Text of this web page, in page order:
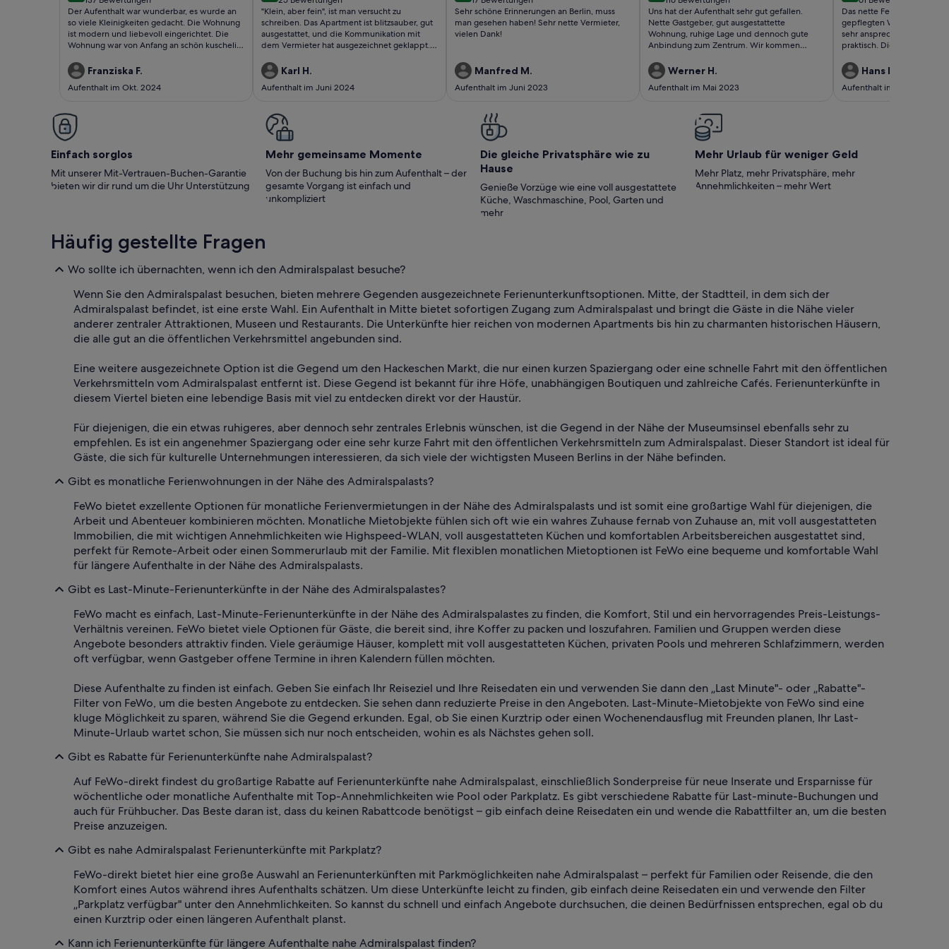
Betten
(137
bewertungen)
Der Aufenthalt war wunderbar, es wurde an
so viele Kleinigkeiten gedacht. Die Wohnung
ist modern und liebevoll eingerichtet. Die
Wohnung war von Anfang an schön kuschelig
über ein Gästeklo.Die Lage zum Wald ist in
zehn Minuten fußläufig zu erreichen. Wir
haben es nur ein wenig bedauert, dass es
mit Grillfunktion. Ins Berliner Zentrum ist man
ca 45 Minuten unterwegs. Gerne wieder
Franziska F.
Aufenthalt im Okt. 2024
Berlin
(25
bewertungen)
"Klein, aber fein", ist man versucht zu
schreiben. Das Apartment ist blitzsauber, gut
ausgestattet, und die Kommunikation mit
dem Vermieter hat ausgezeichnet geklappt.
etwas sehr hoch (meine Frau misst nur gerae
150 cm), aber die hübsche Terrasse und der
schöne Garten haben dieses Manko wieder
dieser Wohnung sehr wohl gefühlt, auch
wenn uns der Weg zur Busstation und zum
Supermarkt jeweils zu einem kleinen
Karl H.
Aufenthalt im Juni 2024
(17
bewertungen)
Sehr schöne Erinnerungen an Berlin, muss
man gesehen haben! Sehr nette Vermieter,
vielen Dank!
Manfred M.
Aufenthalt im Juni 2023
(116
bewertungen)
Uns hat der Aufenthalt sehr gut gefallen.
Nette Gastgeber, gut ausgestattette
Wohnung, ruhige Lage und dennoch gute
Anbindung zum Zentrum. Wir kommen
Werner H.
Aufenthalt im Mai 2023
(61
bewertungen)
Das nette Ferienhaus liegt
gepflegten Wohngegend.
sehr ansprechend,
praktisch. Die Sauberkeit
besondere Anerkennung.
sehr zuvorkommend,
hilfsbereit. Faszit:
Hans D.
Aufenthalt im März 2022
Einfach sorglos
Mit unserer Mit-Vertrauen-Buchen-Garantie
bieten wir dir rund um die Uhr Unterstützung
Mehr gemeinsame Momente
Von der Buchung bis hin zum Aufenthalt – der
gesamte Vorgang ist einfach und
unkompliziert
Die gleiche Privatsphäre wie zu
Hause
Genieße Vorzüge wie eine voll ausgestattete
Küche, Waschmaschine, Pool, Garten und
mehr
Mehr Urlaub für weniger Geld
Mehr Platz, mehr Privatsphäre, mehr
Annehmlichkeiten – mehr Wert
Häufig gestellte Fragen
Wo sollte ich übernachten, wenn ich den Admiralspalast besuche?
Wenn Sie den Admiralspalast besuchen, bieten mehrere Gegenden ausgezeichnete Ferienunterkunftsoptionen. Mitte, der Stadtteil, in dem sich der
Admiralspalast befindet, ist eine erste Wahl. Ein Aufenthalt in Mitte bietet sofortigen Zugang zum Admiralspalast und bringt die Gäste in die Nähe vieler
anderer zentraler Attraktionen, Museen und Restaurants. Die Unterkünfte hier reichen von modernen Apartments bis hin zu charmanten historischen Häusern,
die alle gut an die öffentlichen Verkehrsmittel angebunden sind.
Eine weitere ausgezeichnete Option ist die Gegend um den Hackeschen Markt, die nur einen kurzen Spaziergang oder eine schnelle Fahrt mit den öffentlichen
Verkehrsmitteln vom Admiralspalast entfernt ist. Diese Gegend ist bekannt für ihre Höfe, unabhängigen Boutiquen und zahlreiche Cafés. Ferienunterkünfte in
diesem Viertel bieten eine lebendige Basis mit viel zu entdecken direkt vor der Haustür.
Für diejenigen, die ein etwas ruhigeres, aber dennoch sehr zentrales Erlebnis wünschen, ist die Gegend in der Nähe der Museumsinsel ebenfalls sehr zu
empfehlen. Es ist ein angenehmer Spaziergang oder eine sehr kurze Fahrt mit den öffentlichen Verkehrsmitteln zum Admiralspalast. Dieser Standort ist ideal für
Gäste, die sich für kulturelle Unternehmungen interessieren, da sich viele der wichtigsten Museen Berlins in der Nähe befinden.
Gibt es monatliche Ferienwohnungen in der Nähe des Admiralspalasts?
FeWo bietet exzellente Optionen für monatliche Ferienvermietungen in der Nähe des Admiralspalasts und ist somit eine großartige Wahl für diejenigen, die
Arbeit und Abenteuer kombinieren möchten. Monatliche Mietobjekte fühlen sich oft wie ein wahres Zuhause fernab von Zuhause an, mit voll ausgestatteten
Immobilien, die mit wichtigen Annehmlichkeiten wie Highspeed-WLAN, voll ausgestatteten Küchen und komfortablen Arbeitsbereichen ausgestattet sind,
perfekt für Remote-Arbeit oder einen Sommerurlaub mit der Familie. Mit flexiblen monatlichen Mietoptionen ist FeWo eine bequeme und komfortable Wahl
für längere Aufenthalte in der Nähe des Admiralspalasts.
Gibt es Last-Minute-Ferienunterkünfte in der Nähe des Admiralspalastes?
FeWo macht es einfach, Last-Minute-Ferienunterkünfte in der Nähe des Admiralspalastes zu finden, die Komfort, Stil und ein hervorragendes Preis-Leistungs-
Verhältnis vereinen. FeWo bietet viele Optionen für Gäste, die bereit sind, ihre Koffer zu packen und loszufahren. Familien und Gruppen werden diese
Angebote besonders attraktiv finden. Viele geräumige Häuser, komplett mit voll ausgestatteten Küchen, privaten Pools und mehreren Schlafzimmern, werden
oft verfügbar, wenn Gastgeber offene Termine in ihren Kalendern füllen möchten.
Diese Aufenthalte zu finden ist einfach. Geben Sie einfach Ihr Reiseziel und Ihre Reisedaten ein und verwenden Sie dann den „Last Minute"- oder „Rabatte"-
Filter von FeWo, um die besten Angebote zu entdecken. Sie sehen dann reduzierte Preise in den Angeboten. Last-Minute-Mietobjekte von FeWo sind eine
kluge Möglichkeit zu sparen, während Sie die Gegend erkunden. Egal, ob Sie einen Kurztrip oder einen Wochenendausflug mit Freunden planen, Ihr Last-
Minute-Urlaub wartet schon, Sie müssen sich nur noch entscheiden, wohin es als Nächstes gehen soll.
Gibt es Rabatte für Ferienunterkünfte nahe Admiralspalast?
Auf FeWo-direkt findest du großartige Rabatte auf Ferienunterkünfte nahe Admiralspalast, einschließlich Sonderpreise für neue Inserate und Ersparnisse für
wöchentliche oder monatliche Aufenthalte mit Top-Annehmlichkeiten wie Pool oder Parkplatz. Es gibt verschiedene Rabatte für Last-minute-Buchungen und
auch für Frühbucher. Das Beste daran ist, dass du keinen Rabattcode benötigst – gib einfach deine Reisedaten ein und wende die Rabattfilter an, um die besten
Preise anzuzeigen.
Gibt es nahe Admiralspalast Ferienunterkünfte mit Parkplatz?
FeWo-direkt bietet hier eine große Auswahl an Ferienunterkünften mit Parkmöglichkeiten nahe Admiralspalast – perfekt für Familien oder Reisende, die den
Komfort eines Autos während ihres Aufenthalts schätzen. Um diese Unterkünfte leicht zu finden, gib einfach deine Reisedaten ein und verwende den Filter
„Parkplatz verfügbar" unter den Annehmlichkeiten. So kannst du schnell und einfach Angebote durchsuchen, die deinen Bedürfnissen entsprechen, egal ob du
einen Kurztrip oder einen längeren Aufenthalt planst.
Kann ich Ferienunterkünfte für längere Aufenthalte nahe Admiralspalast finden?